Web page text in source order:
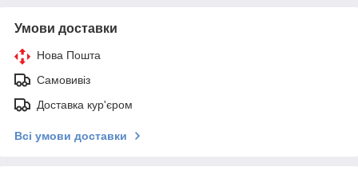
Умови доставки
Нова Пошта
Самовивіз
Доставка кур'єром
Всі умови доставки